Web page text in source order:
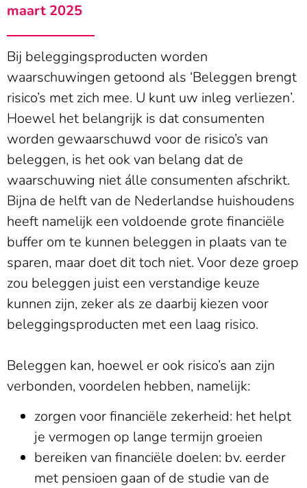
maart 2025
Bij beleggingsproducten worden
waarschuwingen getoond als ‘Beleggen brengt
risico’s met zich mee. U kunt uw inleg verliezen’.
Hoewel het belangrijk is dat consumenten
worden gewaarschuwd voor de risico’s van
beleggen, is het ook van belang dat de
waarschuwing niet álle consumenten afschrikt.
Bijna de helft van de Nederlandse huishoudens
heeft namelijk een voldoende grote financiële
buffer om te kunnen beleggen in plaats van te
sparen, maar doet dit toch niet. Voor deze groep
zou beleggen juist een verstandige keuze
kunnen zijn, zeker als ze daarbij kiezen voor
beleggingsproducten met een laag risico.
Beleggen kan, hoewel er ook risico’s aan zijn
verbonden, voordelen hebben, namelijk:
zorgen voor financiële zekerheid: het helpt
je vermogen op lange termijn groeien
bereiken van financiële doelen: bv. eerder
met pensioen gaan of de studie van de